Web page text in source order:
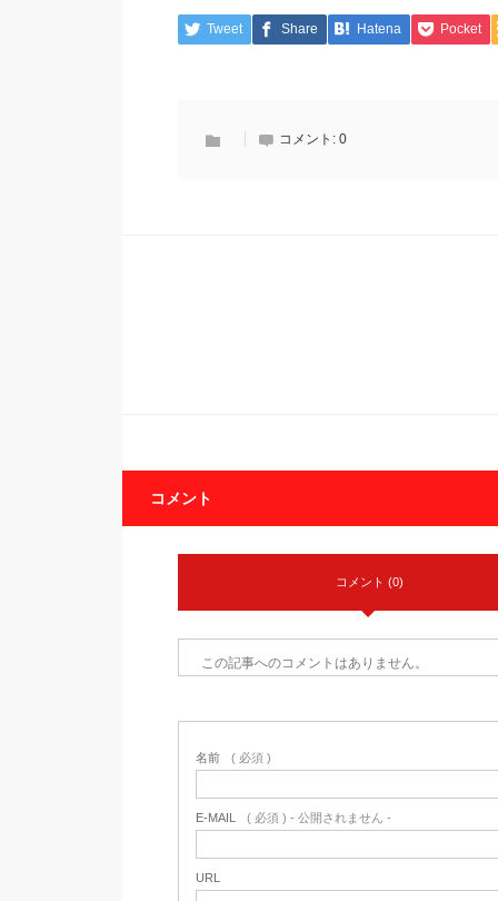
Tweet Share Hatena Pocket
コメント: 0
コメント
コメント (0)
この記事へのコメントはありません。
名前 ( 必須 )
E-MAIL ( 必須 ) - 公開されません -
URL